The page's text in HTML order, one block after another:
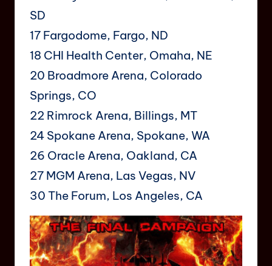
SD
17 Fargodome, Fargo, ND
18 CHI Health Center, Omaha, NE
20 Broadmore Arena, Colorado
Springs, CO
22 Rimrock Arena, Billings, MT
24 Spokane Arena, Spokane, WA
26 Oracle Arena, Oakland, CA
27 MGM Arena, Las Vegas, NV
30 The Forum, Los Angeles, CA